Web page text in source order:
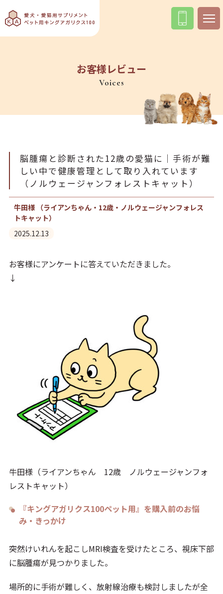
お客様レビュー
Voices
脳腫瘍と診断された12歳の愛猫に｜手術が難
しい中で健康管理として取り入れています
（ノルウェージャンフォレストキャット）
牛田様 （ライアンちゃん・12歳・ノルウェージャンフォレス
トキャット）
2025.12.13
お客様にアンケートに答えていただきました。
↓
牛田様（ライアンちゃん 12歳 ノルウェージャンフォ
レストキャット）
『キングアガリクス100ペット用』を購入前のお悩
み・きっかけ
突然けいれんを起こしMRI検査を受けたところ、視床下部
に脳腫瘍が見つかりました。
場所的に手術が難しく、放射線治療も検討しましたが全